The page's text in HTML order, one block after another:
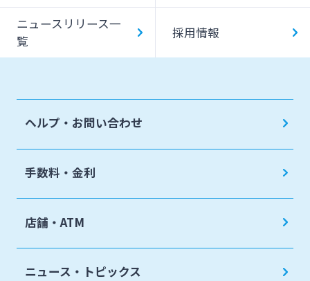
ニュースリリース一
覧
採用情報
ヘルプ・お問い合わせ
手数料・金利
店舗・ATM
ニュース・トピックス